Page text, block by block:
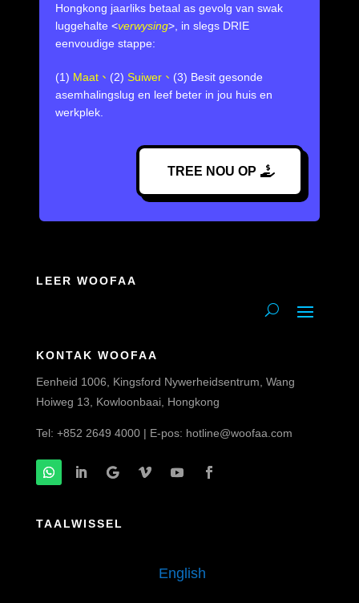
Hongkong jaarliks betaal as gevolg van swak
luggehalte <verwysing>, in slegs DRIE
eenvoudige stappe:
(1) Maat、 (2) Suiwer、 (3) Besit gesonde
asemhalingslug en leef beter in jou huis en
werkplek.
TREE NOU OP
LEER WOOFAA
KONTAK WOOFAA
Eenheid 1006, Kingsford Nywerheidsentrum, Wang
Hoiweg 13, Kowloonbaai, Hongkong
Tel: +852 2649 4000 | E-pos: hotline@woofaa.com
TAALWISSEL
English